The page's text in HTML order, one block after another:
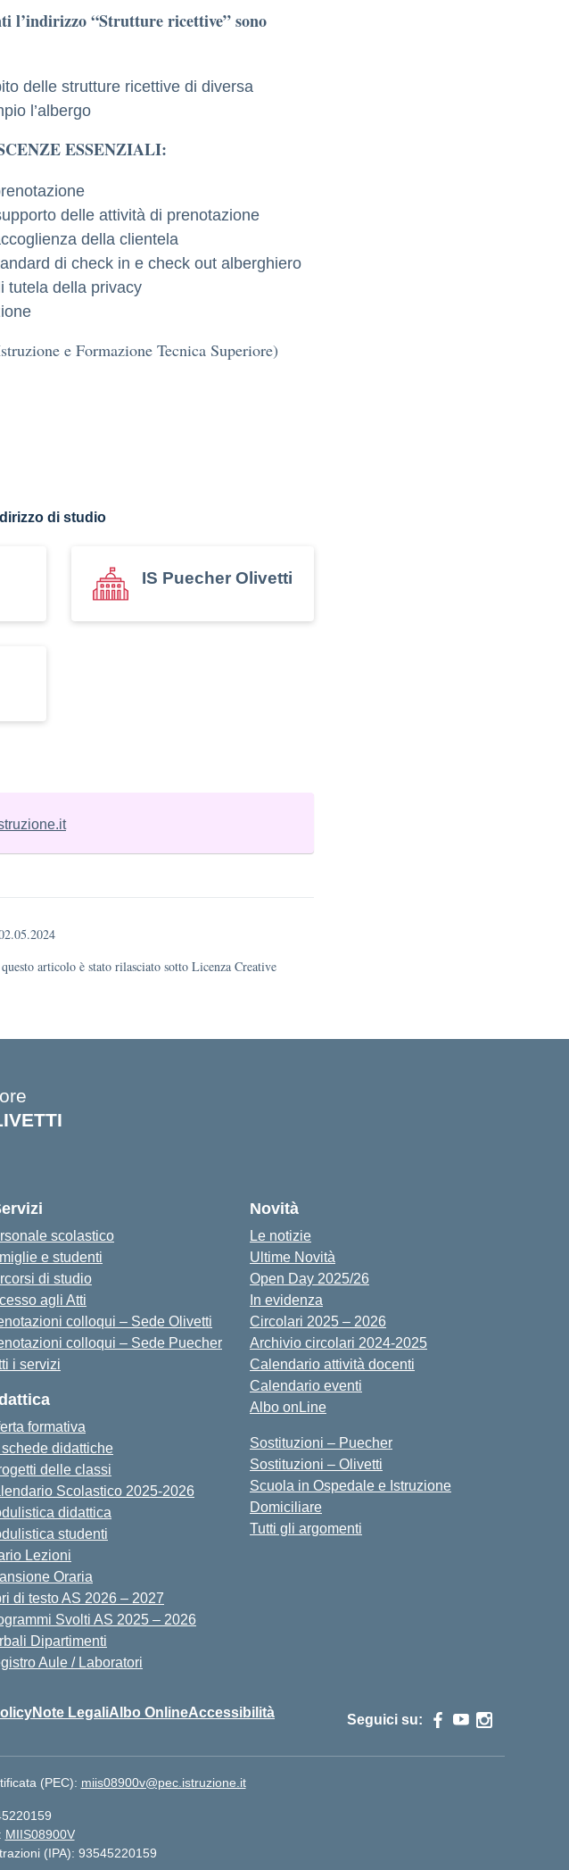
l’indirizzo “Strutture ricettive” sono
delle strutture ricettive di diversa
l’albergo
ESSENZIALI:
delle attività di prenotazione
della clientela
di check in e check out alberghiero
tutela della privacy
e Formazione Tecnica Superiore)
di studio
IS Puecher Olivetti
articolo è stato rilasciato sotto Licenza Creative
scolastico
e studenti
di studio
agli Atti
colloqui – Sede Olivetti
colloqui – Sede Puecher
i servizi
formativa
schede didattiche
delle classi
Scolastico 2025-2026
didattica
studenti
Lezioni
Oraria
di testo AS 2026 – 2027
Svolti AS 2025 – 2026
Dipartimenti
Aule / Laboratori
Novità
Le notizie
Ultime Novità
Open Day 2025/26
In evidenza
Circolari 2025 – 2026
Archivio circolari 2024-2025
Calendario attività docenti
Calendario eventi
Albo onLine
Sostituzioni – Puecher
Sostituzioni – Olivetti
Scuola in Ospedale e Istruzione
Domiciliare
Tutti gli argomenti
Note LegaliAlbo OnlineAccessibilità Seguici su:
(PEC): miis08900v@pec.istruzione.it
MIIS08900V
(IPA): 93545220159